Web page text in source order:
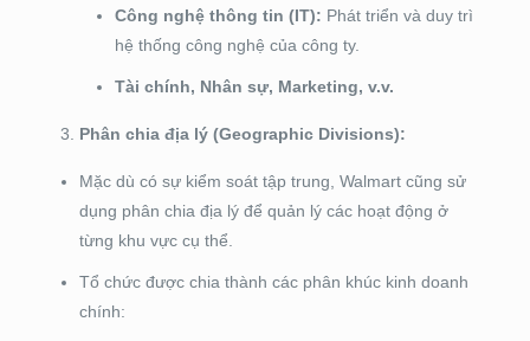
Công nghệ thông tin (IT): Phát triển và duy trì
hệ thống công nghệ của công ty.
Tài chính, Nhân sự, Marketing, v.v.
Phân chia địa lý (Geographic Divisions):
Mặc dù có sự kiểm soát tập trung, Walmart cũng sử
dụng phân chia địa lý để quản lý các hoạt động ở
từng khu vực cụ thể.
Tổ chức được chia thành các phân khúc kinh doanh
chính: